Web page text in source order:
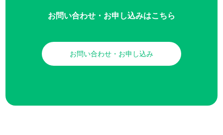
お問い合わせ・お申し込みはこちら
お問い合わせ・お申し込み